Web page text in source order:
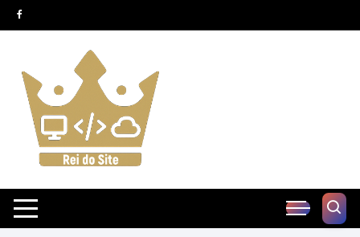
Pular
para
conteúdo